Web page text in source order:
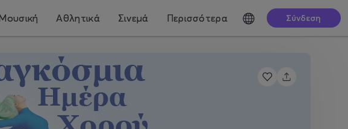
Αθλητικά Σινεμά Περισσότερα Σύνδεση